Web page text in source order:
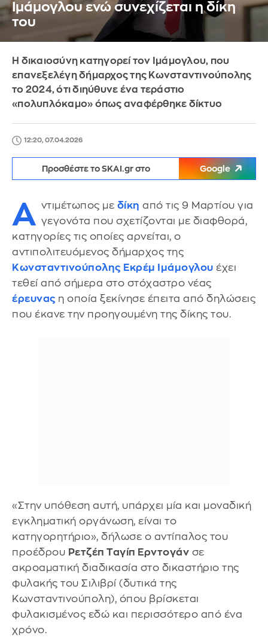
Ιμάμογλου ενώ συνεχίζεται η δίκη
του
Η δικαιοσύνη κατηγορεί τον Ιμάμογλου, που
επανεξελέγη δήμαρχος της Κωνσταντινούπολης
το 2024, ότι διηύθυνε ένα τεράστιο
«πολυπλόκαμο» όπως αναφέρθηκε δίκτυο
12:20, 07.04.2026
Προσθέστε το SKAI.gr στο Google
Α ντιμέτωπος με δίκη από τις 9 Μαρτίου για
γεγονότα που σχετίζονται με διαφθορά,
κατηγορίες τις οποίες αρνείται, ο
αντιπολιτευόμενος δήμαρχος της
Κωνσταντινούπολης Εκρέμ Ιμάμογλου έχει
τεθεί από σήμερα στο στόχαστρο νέας
έρευνας η οποία ξεκίνησε έπειτα από δηλώσεις
που έκανε την προηγουμένη της δίκης του.
«Στην υπόθεση αυτή, υπάρχει μία και μοναδική
εγκληματική οργάνωση, είναι το
κατηγορητήριο», δήλωσε ο αντίπαλος του
προέδρου Ρετζέπ Ταγίπ Ερντογάν σε
ακροαματική διαδικασία στο δικαστήριο της
φυλακής του Σιλιβρί (δυτικά της
Κωνσταντινούπολη), όπου βρίσκεται
φυλακισμένος εδώ και περισσότερο από ένα
χρόνο.